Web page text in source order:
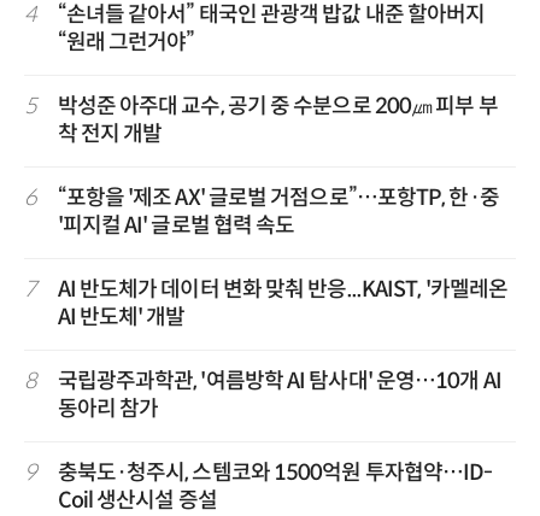
4
“손녀들 같아서” 태국인 관광객 밥값 내준 할아버지
“원래 그런거야”
5
박성준 아주대 교수, 공기 중 수분으로 200㎛ 피부 부
착 전지 개발
6
“포항을 '제조 AX' 글로벌 거점으로”…포항TP, 한·중
'피지컬 AI' 글로벌 협력 속도
7
AI 반도체가 데이터 변화 맞춰 반응...KAIST, '카멜레온
AI 반도체' 개발
8
국립광주과학관, '여름방학 AI 탐사대' 운영…10개 AI
동아리 참가
9
충북도·청주시, 스템코와 1500억원 투자협약…ID-
Coil 생산시설 증설